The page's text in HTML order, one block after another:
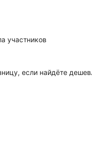
участников
если найдёте